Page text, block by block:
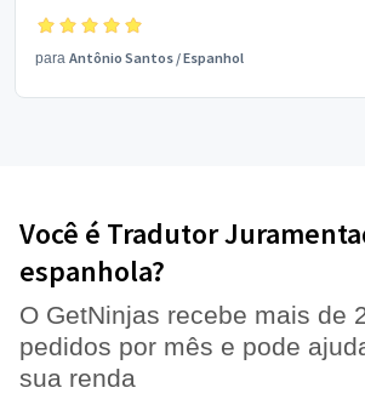
para Antônio Santos /Espanhol
Você é Tradutor
espanhola?
O GetNinjas recebe mais de
pedidos por mês e pode
sua renda